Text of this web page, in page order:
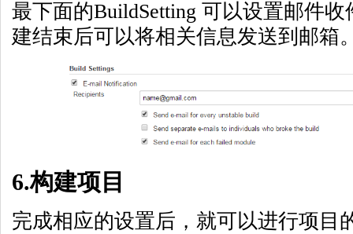
最下面的BuildSetting 可以设置邮件
建结束后可以将相关信息发送到邮箱
6.构建项目
完成相应的设置后，就可以进行项目